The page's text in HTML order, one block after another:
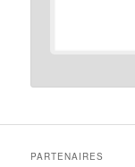
PARTENAIRES